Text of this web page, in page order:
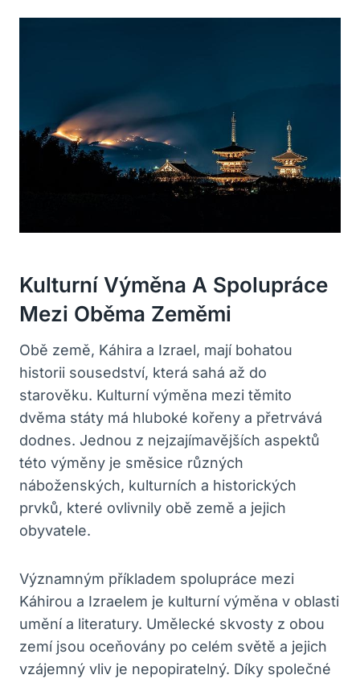
Kulturní Výměna A Spolupráce
Mezi Oběma Zeměmi
Obě země, Káhira a Izrael, mají bohatou
historii sousedství, která sahá až do
starověku. Kulturní výměna mezi těmito
dvěma státy má hluboké kořeny a přetrvává
dodnes. Jednou z nejzajímavějších aspektů
této ⁤výměny​ je směsice různých
náboženských, kulturních a historických
prvků, které ovlivnily obě země a⁤ jejich
obyvatele.
Významným‌ příkladem spolupráce mezi
Káhirou ⁢a Izraelem je kulturní výměna v oblasti
umění a literatury. Umělecké skvosty z obou
zemí jsou oceňovány ​po celém světě a ‍jejich
vzájemný vliv je nepopiratelný. Díky společné